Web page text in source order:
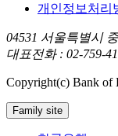
개인정보처리
04531 서울특별시
대표전화 : 02-759-
Copyright(c) Bank of
Family site